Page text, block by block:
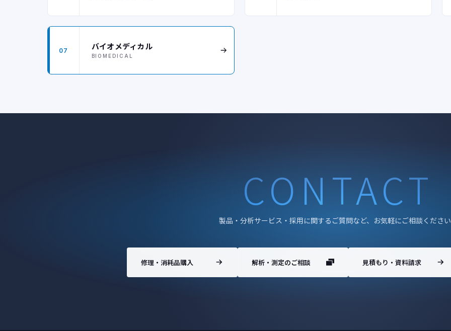
07 バイオメディカル
BIOMEDICAL
CONTACT
製品・分析サービス・採用に関するご質問など、お気軽にご相談ください
修理・消耗品購入 解析・測定のご相談 見積もり・資料請求